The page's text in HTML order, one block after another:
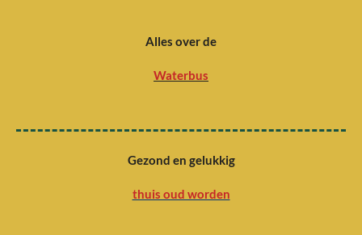
Alles over de
Waterbus
Gezond en gelukkig
thuis oud worden